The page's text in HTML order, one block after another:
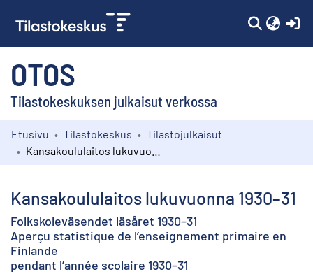
OTOS
Tilastokeskuksen julkaisut verkossa
Kokoelmat
Etusivu Tilastokeskus
Tilastojulkaisut
Kansakoululaitos lukuvuonna 1930–31
Folkskoleväsendet läsåret 1930–31
Aperçu statistique de l’enseignement primaire en
Finlande
pendant l’année scolaire 1930–31